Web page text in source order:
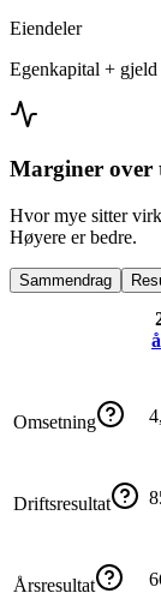
Eiendeler
Egenkapital + gjeld
Marginer over
Hvor mye sitter
Høyere er bedre.
Sammendrag
Omsetning
Driftsresultat
Årsresultat